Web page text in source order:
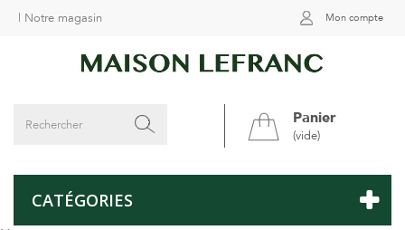
Mon compte
Notre magasin
Panier
(vide)
CATÉGORIES